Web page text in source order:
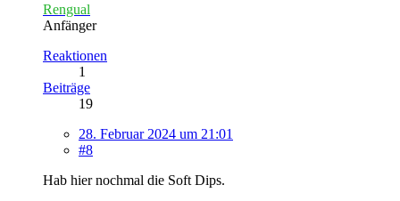
Rengual
Anfänger
Reaktionen
1
Beiträge
19
28. Februar 2024 um 21:01
#8
Hab hier nochmal die Soft Dips.